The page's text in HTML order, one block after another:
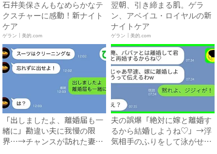
石井美保さんもなめらかなテ
クスチャーに感動！新ナイト
ケア
ゲラン｜美的.com
翌朝、引き締まる肌。ゲラ
ン、アベイユ・ロイヤルの新
ナイトケア
ゲラン｜美的.com
「出しましたよ、離婚届も一
緒に」勘違い夫に我慢の限
界…→チャンスが訪れた妻
夫の誤爆「絶対に嫁と離婚す
るから結婚しようね♡」→浮
気相手のふりをして泳がせて